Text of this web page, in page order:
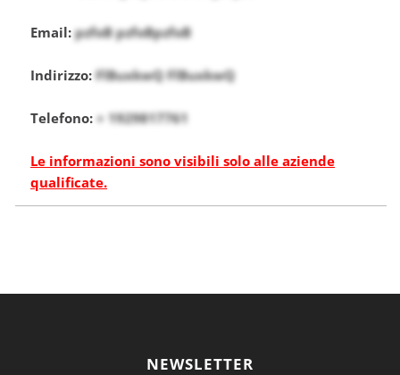
Email:pzfoB pzfoBpzfoB
Indirizzo: FlBuxkwQ FlBuxkwQ
Telefono: + 1929817761
Le informazioni sono visibili solo alle aziende
qualificate.
NEWSLETTER